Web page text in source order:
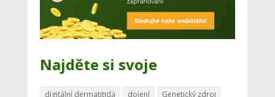
Najděte si svoje
digitální dermatitida dojení
Genetický zdroj